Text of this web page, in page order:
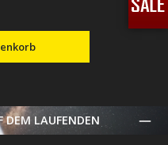
DEM LAUFENDEN